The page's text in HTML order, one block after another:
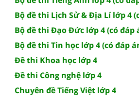
Bộ đề thi Lịch Sử & Địa Lí lớp 4
Bộ đề thi Đạo Đức lớp 4 (có đáp
Bộ đề thi Tin học lớp 4 (có đáp
Đề thi Khoa học lớp 4
Đề thi Công nghệ lớp 4
Chuyên đề Tiếng Việt lớp 4